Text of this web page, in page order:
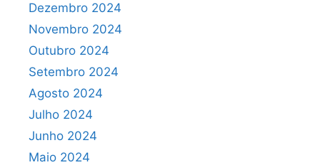
Dezembro 2024
Novembro 2024
Outubro 2024
Setembro 2024
Agosto 2024
Julho 2024
Junho 2024
Maio 2024